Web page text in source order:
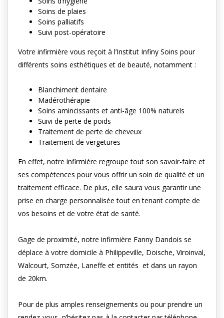
Soins de plaies
Soins palliatifs
Suivi post-opératoire
Votre infirmière vous reçoit à l’Institut Infiny Soins pour
différents soins esthétiques et de beauté, notamment :
Blanchiment dentaire
Madérothérapie
Soins amincissants et anti-âge 100% naturels
Suivi de perte de poids
Traitement de perte de cheveux
Traitement de vergetures
En effet, notre infirmière regroupe tout son savoir-faire et
ses compétences pour vous offrir un soin de qualité et un
traitement efficace. De plus, elle saura vous garantir une
prise en charge personnalisée tout en tenant compte de
vos besoins et de votre état de santé.
Gage de proximité, notre infirmière Fanny Dandois se
déplace à votre domicile à Philippeville, Doische, Viroinval,
Walcourt, Somzée, Laneffe et entités et dans un rayon
de 20km.
Pour de plus amples renseignements ou pour prendre un